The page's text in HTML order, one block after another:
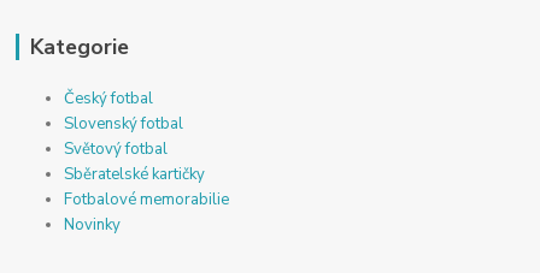
Kategorie
Český fotbal
Slovenský fotbal
Světový fotbal
Sběratelské kartičky
Fotbalové memorabilie
Novinky